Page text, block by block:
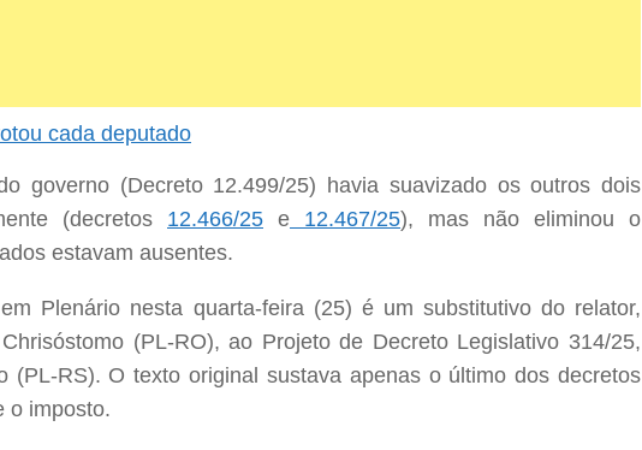
cada deputado
governo (Decreto 12.499/25) havia suavizado os outros dois
(decretos 12.466/25 e 12.467/25), mas não eliminou o
estavam ausentes.
Plenário nesta quarta-feira (25) é um substitutivodo relator,
(PL-RO), ao Projeto de Decreto Legislativo 314/25,
(PL-RS). O texto original sustava apenas o último dos decretos
o imposto.